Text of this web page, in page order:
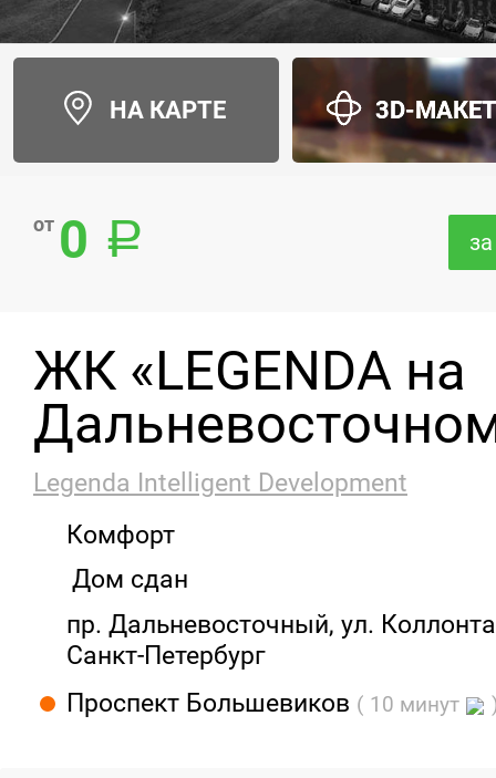
НА КАРТЕ 3D-
от 0
ЖК «LEGENDA на
Legenda Intelligent Development
Комфорт
Дом сдан
пр. Дальневосточный, ул.
Санкт-Петербург
Проспект Большевиков ( 10 минут